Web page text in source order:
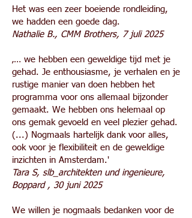
Het was een zeer boeiende rondleiding,
we hadden een goede dag.
Nathalie B., CMM Brothers, 7 juli 2025
‚… we hebben een geweldige tijd met je
gehad. Je enthousiasme, je verhalen en je
rustige manier van doen hebben het
programma voor ons allemaal bijzonder
gemaakt. We hebben ons helemaal op
ons gemak gevoeld en veel plezier gehad.
(...) Nogmaals hartelijk dank voor alles,
ook voor je flexibiliteit en de geweldige
inzichten in Amsterdam.'
Tara S, slb_architekten und ingenieure,
Boppard , 30 juni 2025
We willen je nogmaals bedanken voor de